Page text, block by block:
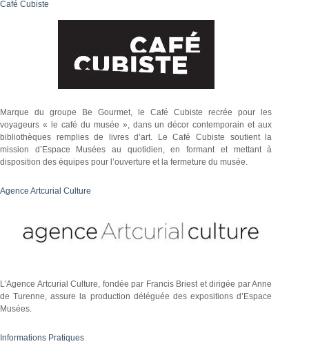
Café Cubiste
Marque du groupe Be Gourmet, le Café Cubiste recrée pour les
voyageurs « le café du musée », dans un décor contemporain et aux
bibliothèques remplies de livres d’art. Le Café Cubiste soutient la
mission d’Espace Musées au quotidien, en formant et mettant à
disposition des équipes pour l’ouverture et la fermeture du musée.
Agence Artcurial Culture
L’Agence Artcurial Culture, fondée par Francis Briest et dirigée par Anne
de Turenne, assure la production déléguée des expositions d’Espace
Musées.
Informations Pratiques